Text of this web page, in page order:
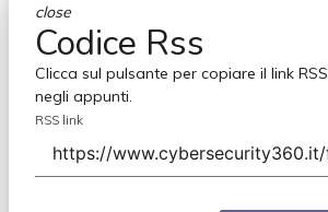
close
Codice Rss
Clicca sul pulsante per copiare il link RSS
negli appunti.
RSS link